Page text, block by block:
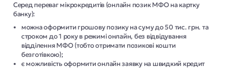
Серед переваг мікрокредитів (онлайн позик МФО на картку
банку):
можна оформити грошову позику на суму до 50 тис. грн. та
строком до 1 року в режимі онлайн, без відвідування
відділення МФО (тобто отримати позикові кошти
безготівкою);
є можливість оформити онлайн заявку на швидкий кредит